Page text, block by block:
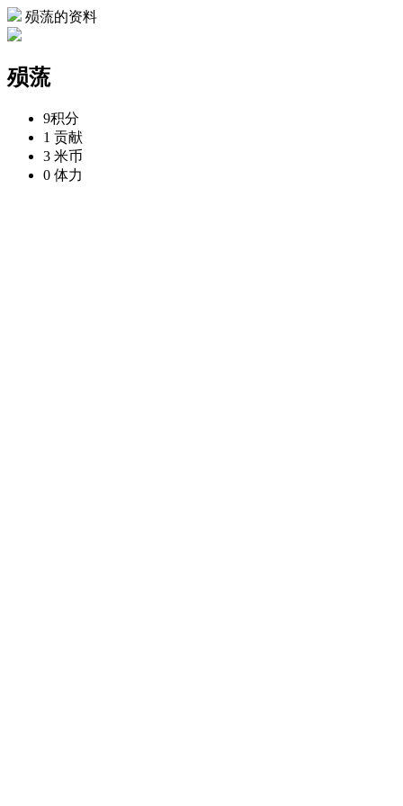
殒蓅的资料
殒蓅
9积分
1 贡献
3 米币
0 体力